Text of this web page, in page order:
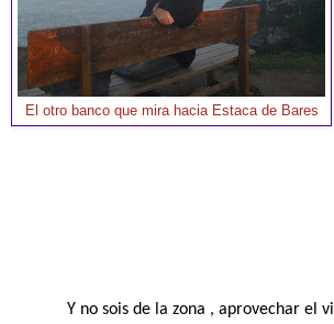
El otro banco que mira hacia Estaca de Bares
Y no sois de la zona , aprovechar el